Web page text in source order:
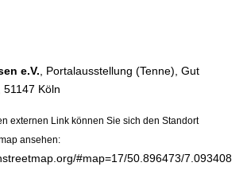
e.V., Portalausstellung (Tenne), Gut
Köln
externen Link können Sie sich den Standort
ansehen:
#map=17/50.896473/7.093408